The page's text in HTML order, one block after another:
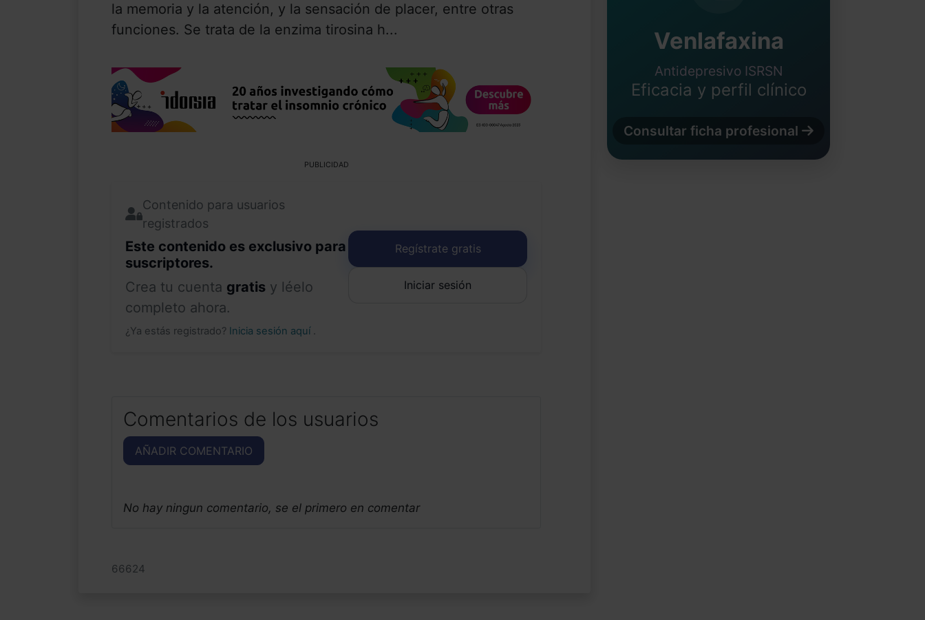
la memoria y la atención, y la sensación de placer, entre otras
funciones. Se trata de la enzima tirosina h...
PUBLICIDAD
Contenido para usuarios
registrados
Este contenido es exclusivo para
suscriptores.
Crea tu cuenta gratis y léelo
completo ahora.
¿Ya estás registrado? Inicia sesión aquí .
Regístrate gratis
Iniciar sesión
Comentarios de los usuarios
AÑADIR COMENTARIO
No hay ningun comentario, se el primero en comentar
66624
Venlafaxina
Antidepresivo ISRSN
Eficacia y perfil clínico
Consultar ficha profesional